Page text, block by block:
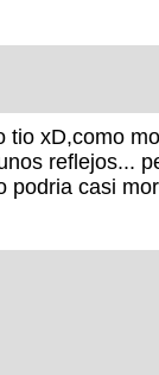
tio xD,como
reflejos...
podria casi